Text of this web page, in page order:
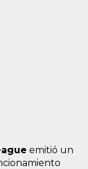
emitió un